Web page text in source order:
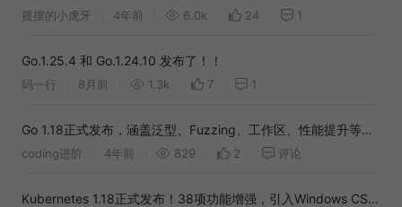
摇摆的小虎牙 4年前 6.0k 24 1
Go.1.25.4 和 Go.1.24.10 发布了！！
码一行 8月前 1.3k 7 1
Go 1.18正式发布，涵盖泛型、Fuzzing、工作区、性能提升等重
大功能和改进
coding进阶 4年前 829 2 评论
Kubernetes 1.18正式发布！38项功能增强，引入Windows CSI